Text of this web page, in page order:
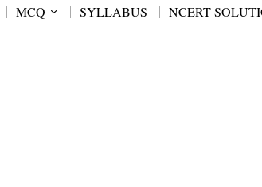
MCQ SYLLABUS NCERT